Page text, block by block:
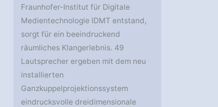
Fraunhofer-Institut für Digitale
Medientechnologie IDMT entstand,
sorgt für ein beeindruckend
räumliches Klangerlebnis. 49
Lautsprecher ergeben mit dem neu
installierten
Ganzkuppelprojektionssystem
eindrucksvolle dreidimensionale